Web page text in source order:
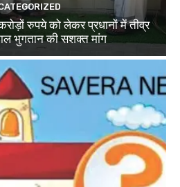
रुपये को लेकर प्रधानों में तीव्र
भुगतान की सशक्त मांग